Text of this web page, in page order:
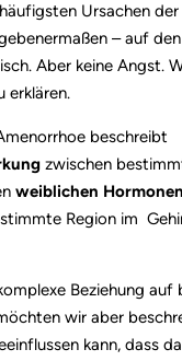
Ursachen der
– auf
Aber keine Angst.
erklären.
beschreibt
zwischen
weiblichen Hormonen
Region im
Beziehung auf
wir aber
kann, dass